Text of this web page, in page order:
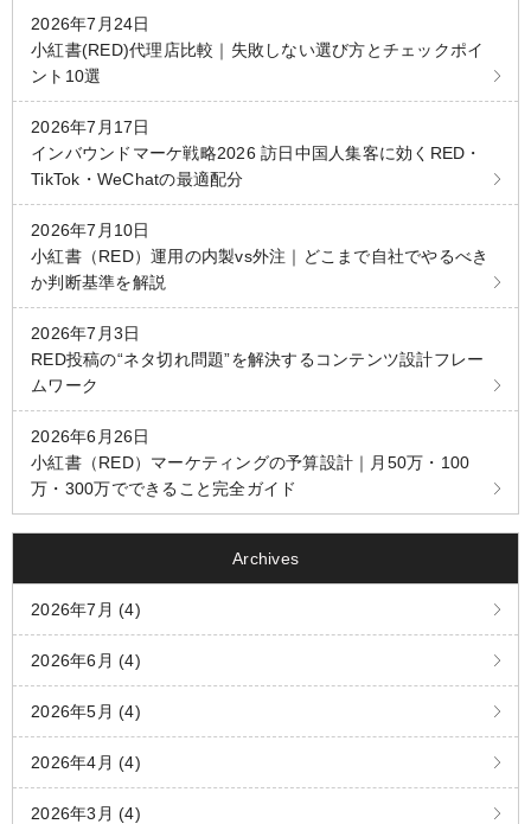
2026年7月24日
小紅書(RED)代理店比較｜失敗しない選び方とチェックポイ
ント10選
2026年7月17日
インバウンドマーケ戦略2026 訪日中国人集客に効くRED・
TikTok・WeChatの最適配分
2026年7月10日
小紅書（RED）運用の内製vs外注｜どこまで自社でやるべき
か判断基準を解説
2026年7月3日
RED投稿の“ネタ切れ問題”を解決するコンテンツ設計フレー
ムワーク
2026年6月26日
小紅書（RED）マーケティングの予算設計｜月50万・100
万・300万でできること完全ガイド
Archives
2026年7月 (4)
2026年6月 (4)
2026年5月 (4)
2026年4月 (4)
2026年3月 (4)